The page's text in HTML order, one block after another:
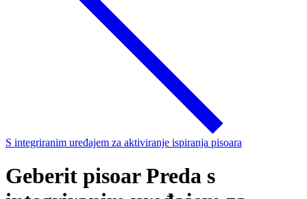
S integriranim uređajem za aktiviranje ispiranja pisoara
Geberit pisoar Preda s